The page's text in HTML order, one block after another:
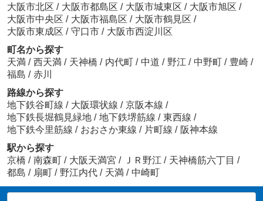
大阪市北区 / 大阪市都島区 / 大阪市城東区 / 大阪市旭区 /
大阪市中央区 / 大阪市福島区 / 大阪市鶴見区 /
大阪市東成区 / 守口市 / 大阪市西淀川区
町名から探す
天満 / 西天満 / 天神橋 / 内代町 / 中道 / 野江 / 中野町 / 豊崎 /
福島 / 赤川
路線から探す
地下鉄谷町線 / 大阪環状線 / 京阪本線 /
地下鉄長堀鶴見緑地 / 地下鉄堺筋線 / 東西線 /
地下鉄今里筋線 / おおさか東線 / 片町線 / 阪神本線
駅から探す
京橋 / 南森町 / 大阪天満宮 / ＪＲ野江 / 天神橋筋六丁目 /
都島 / 扇町 / 野江内代 / 天満 / 中崎町